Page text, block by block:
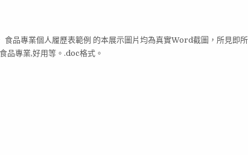
品專業個人履歷表範例 的本展示圖片均為真實Word截圖，所見即
品專業,好用等。.doc格式。